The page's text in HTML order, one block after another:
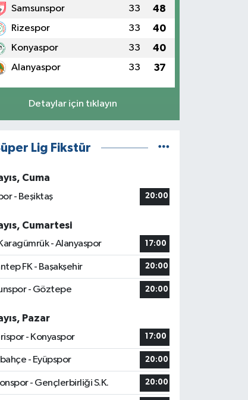
Samsunspor 33 48
Rizespor 33 40
Konyaspor 33 40
Alanyaspor 33 37
Detaylar için tıklayın
Lig Fikstür
Cuma
- Beşiktaş
20:00
Cumartesi
- Alanyaspor
17:00
FK - Başakşehir 20:00
- Göztepe 20:00
Pazar
- Konyaspor
17:00
- Eyüpspor 20:00
- Gençlerbirliği S.K. 20:00